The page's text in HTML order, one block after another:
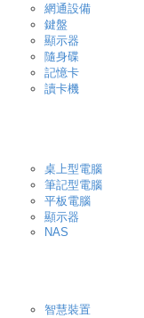
網通設備
鍵盤
顯示器
隨身碟
記憶卡
讀卡機
桌上型電腦
筆記型電腦
平板電腦
顯示器
NAS
智慧裝置